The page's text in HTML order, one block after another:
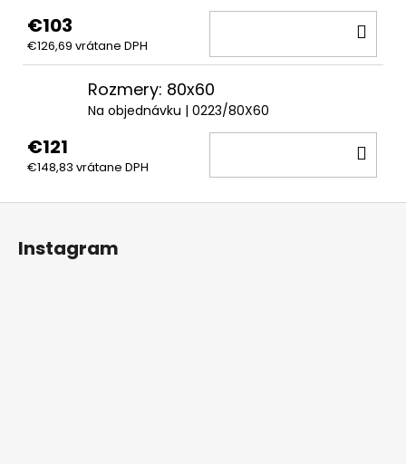
€103
€126,69 vrátane DPH
Rozmery: 80x60
Na objednávku | 0223/80X60
€121
€148,83 vrátane DPH
Z
Instagram